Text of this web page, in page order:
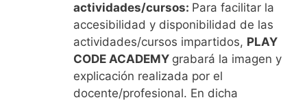
actividades/cursos: Para facilitar la
accesibilidad y disponibilidad de las
actividades/cursos impartidos, PLAY
CODE ACADEMY grabará la imagen y
explicación realizada por el
docente/profesional. En dicha